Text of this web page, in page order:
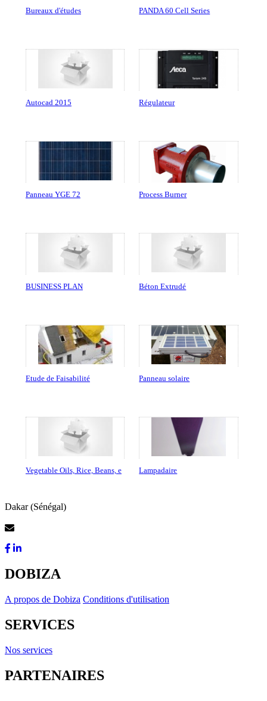
Bureaux d'études PANDA 60 Cell Series
Autocad 2015 Régulateur
Panneau YGE 72 Process Burner
BUSINESS PLAN Béton Extrudé
Etude de Faisabilité Panneau solaire
Vegetable Oils, Rice, Beans, e Lampadaire
Dakar (Sénégal)
DOBIZA
A propos de Dobiza Conditions d'utilisation
SERVICES
Nos services
PARTENAIRES